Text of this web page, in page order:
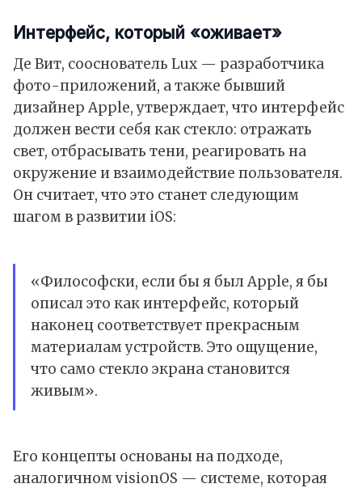
Интерфейс, который «оживает»
Де Вит, сооснователь Lux — разработчика
фото-приложений, а также бывший
дизайнер Apple, утверждает, что интерфейс
должен вести себя как стекло: отражать
свет, отбрасывать тени, реагировать на
окружение и взаимодействие пользователя.
Он считает, что это станет следующим
шагом в развитии iOS:
«Философски, если бы я был Apple, я бы
описал это как интерфейс, который
наконец соответствует прекрасным
материалам устройств. Это ощущение,
что само стекло экрана становится
живым».
Его концепты основаны на подходе,
аналогичномvisionOS — системе, которая